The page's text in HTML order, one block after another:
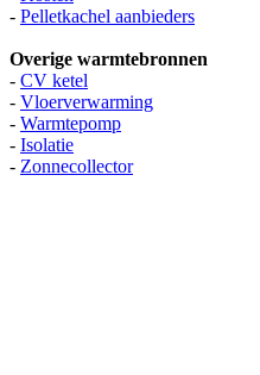
- Pelletkachel aanbieders
Overige warmtebronnen
- CV ketel
- Vloerverwarming
- Warmtepomp
- Isolatie
- Zonnecollector